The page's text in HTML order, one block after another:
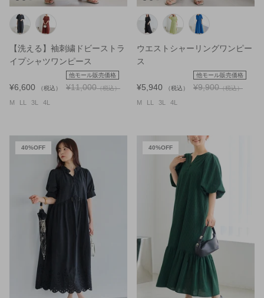
【洗える】袖刺繍ドビーストラ
イプシャツワンピース
¥6,600 （税込）
他モール販売価格
¥11,000（税込）
M LL 3L 4L
ウエストシャーリングワンピー
ス
¥5,940 （税込）
他モール販売価格
¥9,900（税込）
M LL 3L 4L
40%OFF 40%OFF